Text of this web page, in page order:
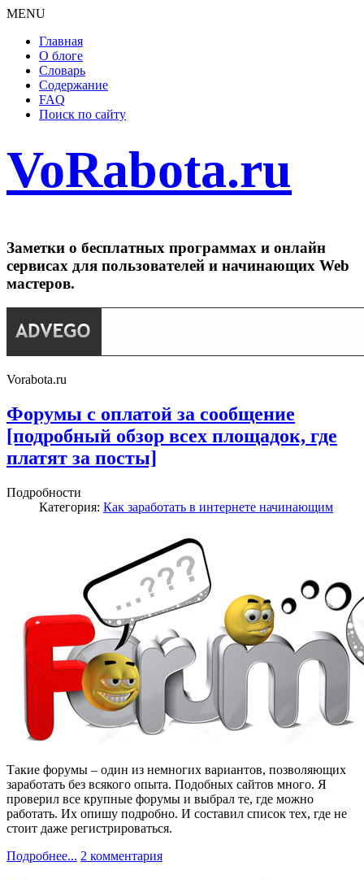
MENU
Главная
О блоге
Словарь
Содержание
FAQ
Поиск по сайту
VoRabota.ru
Заметки о бесплатных программах и онлайн
сервисах для пользователей и начинающих Web
мастеров.
Vorabota.ru
Форумы с оплатой за сообщение
[подробный обзор всех площадок, где
платят за посты]
Подробности
Категория: Как заработать в интернете начинающим
Такие форумы – один из немногих вариантов, позволяющих
заработать без всякого опыта. Подобных сайтов много. Я
проверил все крупные форумы и выбрал те, где можно
работать. Их опишу подробно. И составил список тех, где не
стоит даже регистрироваться.
Подробнее... 2 комментария